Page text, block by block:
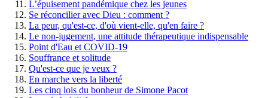
L’épuisement pandémique chez les jeunes
Se réconcilier avec Dieu : comment ?
La peur, qu'est-ce, d'où vient-elle, qu'en faire ?
Le non-jugement, une attitude thérapeutique indispensable
Point d'Eau et COVID-19
Souffrance et solitude
Qu'est-ce que je veux ?
En marche vers la liberté
Les cinq lois du bonheur de Simone Pacot